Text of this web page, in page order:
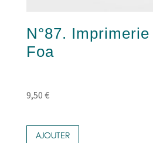
N°87.
Foa
9,50 €
AJOUTER